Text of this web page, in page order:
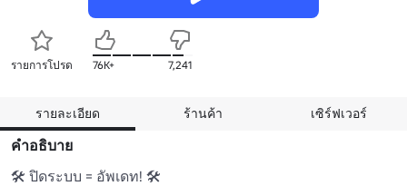
รายการโปรด 76K+ 7,241
รายละเอียด ร้านค้า เซิร์ฟเวอร์
คำอธิบาย
🛠 ปิดระบบ = อัพเดท! 🛠